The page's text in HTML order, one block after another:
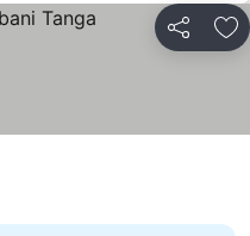
Partilhar